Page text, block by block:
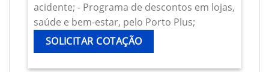
acidente; - Programa de descontos em lojas,
saúde e bem-estar, pelo Porto Plus;
SOLICITAR COTAÇÃO